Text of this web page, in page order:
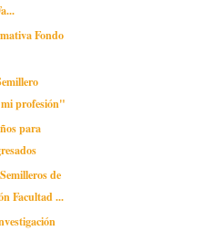
Fondo
profesión"
para
de
Facultad ...